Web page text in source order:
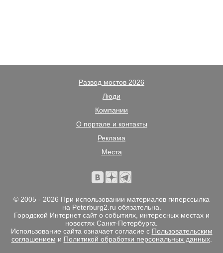
Развод мостов 2026
Люди
Компании
О портале и контакты
Реклама
Места
© 2005 - 2026 При использовании материалов гиперссылка
на Peterburg2.ru обязательна.
Городской Интернет сайт о событиях, интересных местах и
новостях Санкт-Петербурга.
Использование сайта означает согласие с Пользовательским
соглашением и Политикой обработки персональных данных.